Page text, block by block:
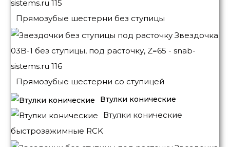
Прямозубые шестерни без ступицы
Прямозубые шестерни со ступицей
Втулки конические
Втулки конические
быстрозажимные RCK